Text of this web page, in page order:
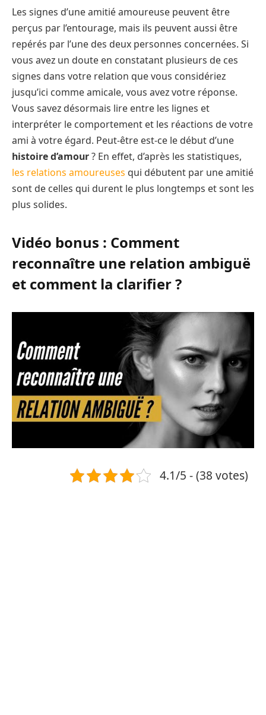
Les signes d’une amitié amoureuse peuvent être
perçus par l’entourage, mais ils peuvent aussi être
repérés par l’une des deux personnes concernées. Si
vous avez un doute en constatant plusieurs de ces
signes dans votre relation que vous considériez
jusqu’ici comme amicale, vous avez votre réponse.
Vous savez désormais lire entre les lignes et
interpréter le comportement et les réactions de votre
ami à votre égard. Peut-être est-ce le début d’une
histoire d’amour? En effet, d’après les statistiques,
les relations amoureuses qui débutent par une amitié
sont de celles qui durent le plus longtemps et sont les
plus solides.
Vidéo bonus : Comment
reconnaître une relation ambiguë
et comment la clarifier ?
4.1/5 - (38 votes)